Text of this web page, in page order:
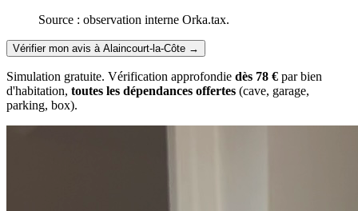
Source : observation interne Orka.tax.
Vérifier mon avis à Alaincourt-la-Côte →
Simulation gratuite. Vérification approfondie dès 78 € par bien
d'habitation, toutes les dépendances offertes (cave, garage,
parking, box).